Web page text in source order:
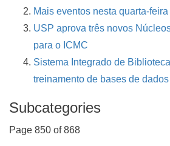
Mais eventos nesta quarta-
USP aprova três novos
para o ICMC
Sistema Integrado de
treinamento de bases de
Subcategories
Page 850 of 868